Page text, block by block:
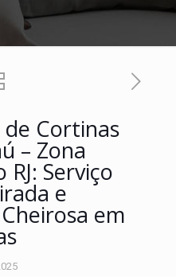
de Cortinas
– Zona
Serviço
e
em